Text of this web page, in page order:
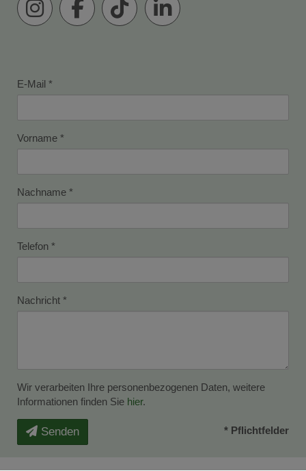
E-Mail
Vorname
Nachname
Telefon
Nachricht
Wir verarbeiten Ihre personenbezogenen Daten, weitere
Informationen finden Sie hier.
Senden * Pflichtfelder